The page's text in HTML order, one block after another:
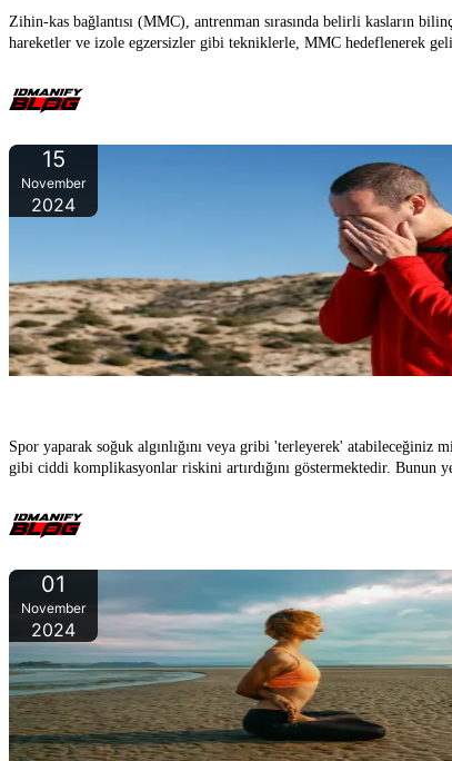
Zihin-kas bağlantısı (MMC), antrenman sırasında belirli kasların
hareketler ve izole egzersizler gibi tekniklerle, MMC hedeflenerek
15
November
2024
Spor yaparak soğuk algınlığını veya gribi 'terleyerek' atabileceğiniz
gibi ciddi komplikasyonlar riskini artırdığını göstermektedir. Bunun
01
November
2024